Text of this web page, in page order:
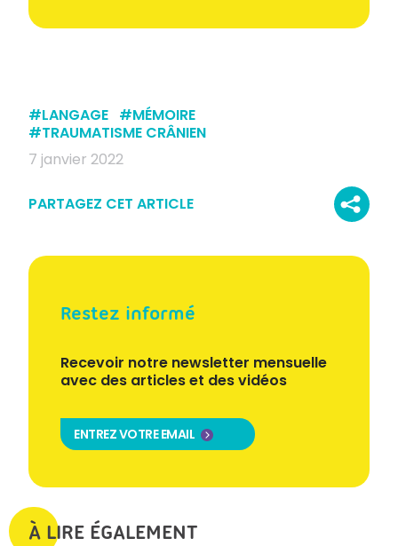
Restez informé
Recevoir notre newsletter mensuelle
avec des articles et des vidéos
ENTREZ VOTRE EMAIL
À LIRE ÉGALEMENT
#LANGAGE #MÉMOIRE
#TRAUMATISME CRÂNIEN
7 janvier 2022
PARTAGEZ CET ARTICLE